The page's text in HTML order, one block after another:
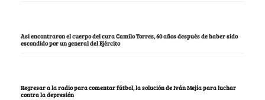
Así encontraron el cuerpo del cura Camilo Torres, 60 años después de haber sido
escondido por un general del Ejército
Regresar a la radio para comentar fútbol, la solución de Iván Mejía para luchar
contra la depresión